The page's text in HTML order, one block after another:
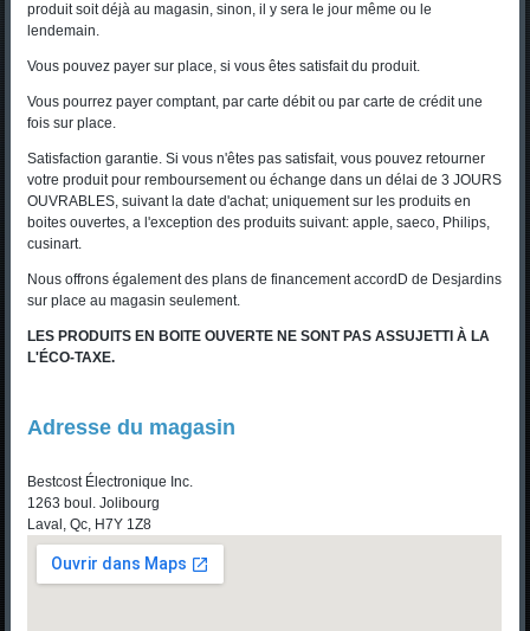
produit soit déjà au magasin, sinon, il y sera le jour même ou le
lendemain.
Vous pouvez payer sur place, si vous êtes satisfait du produit.
Vous pourrez payer comptant, par carte débit ou par carte de crédit une
fois sur place.
Satisfaction garantie. Si vous n'êtes pas satisfait, vous pouvez retourner
votre produit pour remboursement ou échange dans un délai de 3 JOURS
OUVRABLES, suivant la date d'achat; uniquement sur les produits en
boites ouvertes, a l'exception des produits suivant: apple, saeco, Philips,
cusinart.
Nous offrons également des plans de financement accordD de Desjardins
sur place au magasin seulement.
LES PRODUITS EN BOITE OUVERTE NE SONT PAS ASSUJETTI À LA
L'ÉCO-TAXE.
Adresse du magasin
Bestcost Électronique Inc.
1263 boul. Jolibourg
Laval, Qc, H7Y 1Z8